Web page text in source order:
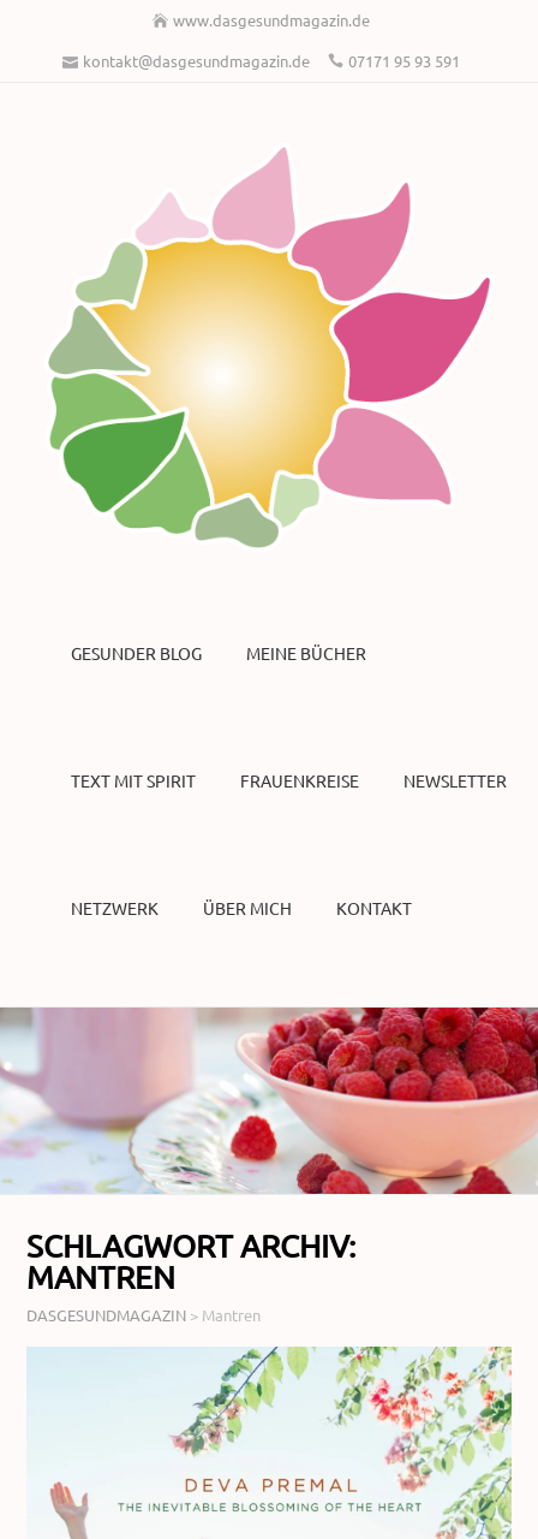
www.dasgesundmagazin.de
kontakt@dasgesundmagazin.de
07171 95 93 591
GESUNDER BLOG MEINE BÜCHER
TEXT MIT SPIRIT FRAUENKREISE NEWSLETTER
NETZWERK ÜBER MICH KONTAKT
SCHLAGWORT ARCHIV:
MANTREN
DASGESUNDMAGAZIN > Mantren